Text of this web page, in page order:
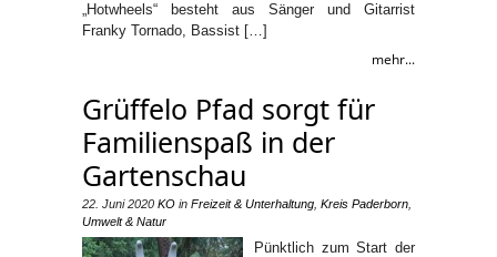
„Hotwheels“ besteht aus Sänger und Gitarrist
Franky Tornado, Bassist […]
mehr...
Grüffelo Pfad sorgt für
Familienspaß in der
Gartenschau
22. Juni 2020 KO in Freizeit & Unterhaltung Kreis Paderborn
Umwelt & Natur
Pünktlich zum Start der